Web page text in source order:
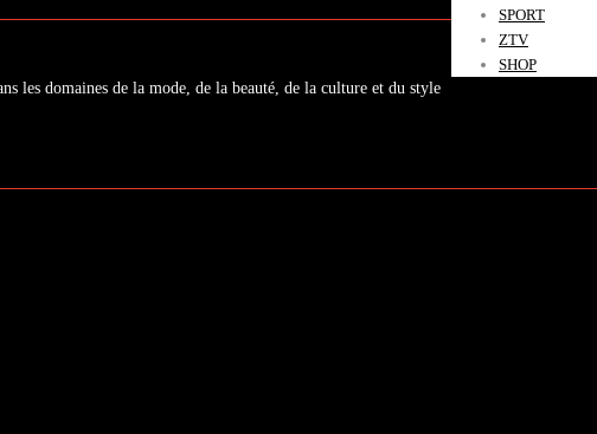
SPORT
ZTV
SHOP
les domaines de la mode, de la beauté, de la culture et du style